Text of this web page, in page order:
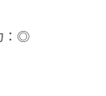
：◎